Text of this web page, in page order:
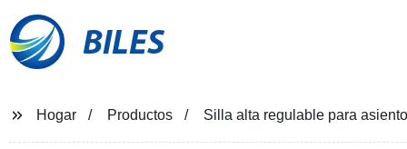
BILES
Hogar Productos Silla alta regulable para